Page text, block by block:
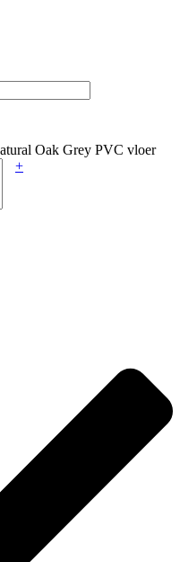
Oak Grey PVC vloer
+